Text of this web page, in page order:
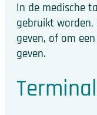
In de medische
gebruikt
geven, of om
geven.